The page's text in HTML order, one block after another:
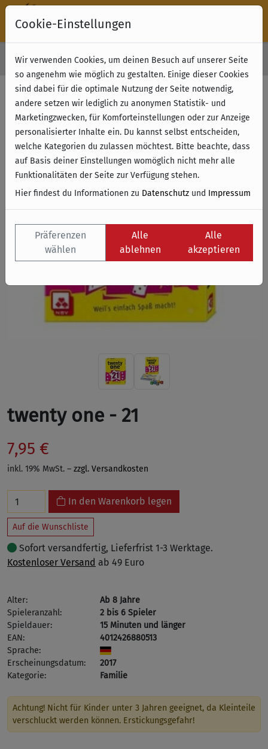
Kostenloser Versand & Retoure ab 49 € (innerhalb Deutschlands)
twenty one - 21
7,95 €
inkl. 19% MwSt. – zzgl. Versandkosten
In den Warenkorb legen
Auf die Wunschliste
Sofort versandfertig, Lieferfrist 1-3 Werktage.
Kostenloser Versand ab 49 Euro
Alter:
Ab 8 Jahre
Spieleranzahl:
2 bis 6 Spieler
Spieldauer:
15 Minuten und länger
EAN:
4012426880513
Sprache:
Erscheinungsdatum:
2017
Kategorie:
Familie
Achtung! Nicht für Kinder unter 3 Jahren geeignet, da Kleinteile
verschluckt werden können. Erstickungsgefahr!
Cookie-Einstellungen
Wir verwenden Cookies, um deinen Besuch auf unserer Seite
so angenehm wie möglich zu gestalten. Einige dieser Cookies
sind dabei für die optimale Nutzung der Seite notwendig,
andere setzen wir lediglich zu anonymen Statistik- und
Marketingzwecken, für Komforteinstellungen oder zur Anzeige
personalisierter Inhalte ein. Du kannst selbst entscheiden,
welche Kategorien du zulassen möchtest. Bitte beachte, dass
auf Basis deiner Einstellungen womöglich nicht mehr alle
Funktionalitäten der Seite zur Verfügung stehen.
Hier findest du Informationen zu Datenschutz und Impressum
Präferenzen
wählen
Alle
ablehnen
Alle
akzeptieren